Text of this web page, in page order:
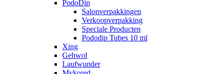
PodoDip
Salonverpakkingen
Verkoopverpakking
Speciale Producten
Pododip Tubes 10 ml
Xing
Gehwol
Laufwunder